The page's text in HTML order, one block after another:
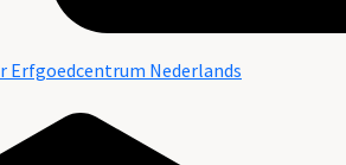
Erfgoedcentrum Nederlands